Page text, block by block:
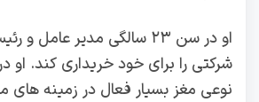
او در سن ۲۳ سالگی مدیر